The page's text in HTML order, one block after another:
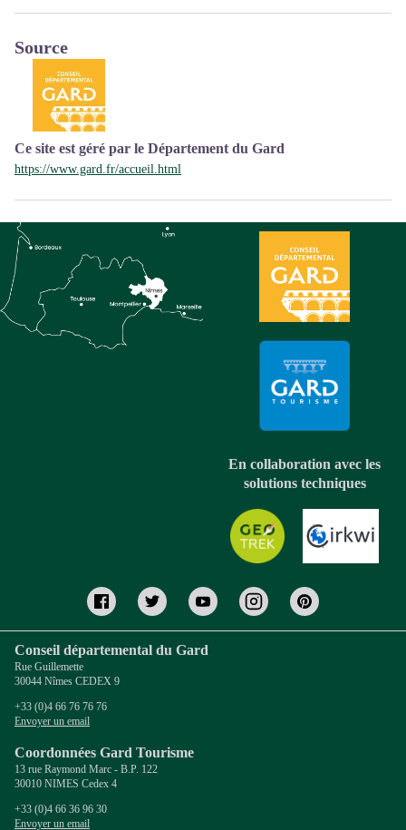
Source
Ce site est géré par le Département du Gard
https://www.gard.fr/accueil.html
En collaboration avec les
solutions techniques
Conseil départemental du Gard
Rue Guillemette
30044 Nîmes CEDEX 9
+33 (0)4 66 76 76 76
Envoyer un email
Coordonnées Gard Tourisme
13 rue Raymond Marc - B.P. 122
30010 NIMES Cedex 4
+33 (0)4 66 36 96 30
Envoyer un email